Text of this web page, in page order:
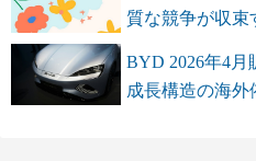
質な競争が収束
BYD 2026年4月
成長構造の海外